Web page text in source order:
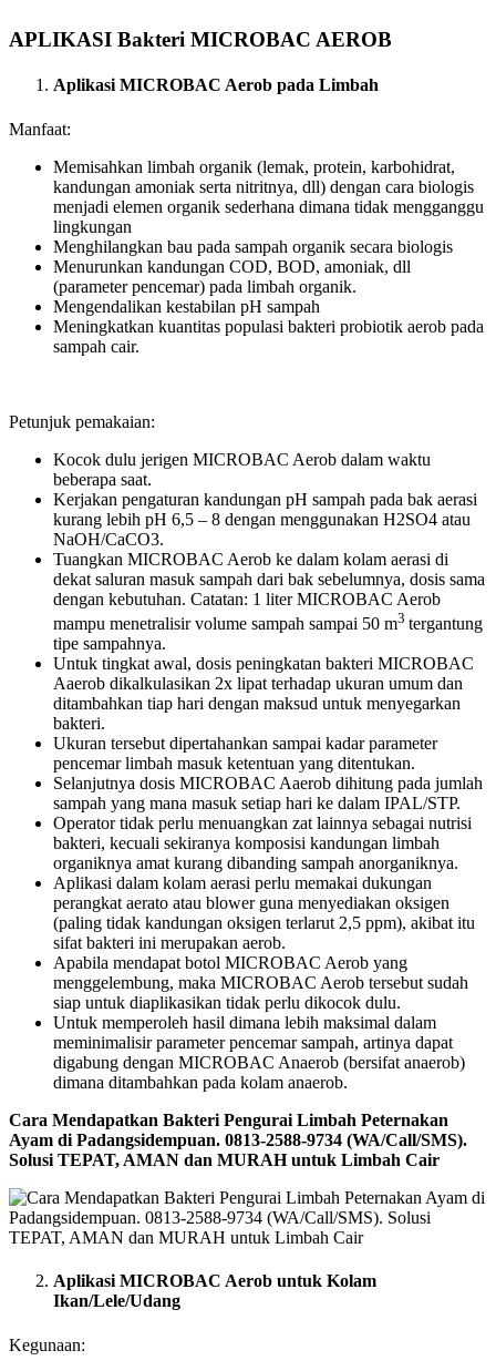
APLIKASI Bakteri MICROBAC AEROB
Aplikasi MICROBAC Aerob pada Limbah
Manfaat:
Memisahkan limbah organik (lemak, protein, karbohidrat,
kandungan amoniak serta nitritnya, dll) dengan cara biologis
menjadi elemen organik sederhana dimana tidak mengganggu
lingkungan
Menghilangkan bau pada sampah organik secara biologis
Menurunkan kandungan COD, BOD, amoniak, dll
(parameter pencemar) pada limbah organik.
Mengendalikan kestabilan pH sampah
Meningkatkan kuantitas populasi bakteri probiotik aerob pada
sampah cair.
Petunjuk pemakaian:
Kocok dulu jerigen MICROBAC Aerob dalam waktu
beberapa saat.
Kerjakan pengaturan kandungan pH sampah pada bak aerasi
kurang lebih pH 6,5 – 8 dengan menggunakan H2SO4 atau
NaOH/CaCO3.
Tuangkan MICROBAC Aerob ke dalam kolam aerasi di
dekat saluran masuk sampah dari bak sebelumnya, dosis sama
dengan kebutuhan. Catatan: 1 liter MICROBAC Aerob
mampu menetralisir volume sampah sampai 50 m3 tergantung
tipe sampahnya.
Untuk tingkat awal, dosis peningkatan bakteri MICROBAC
Aaerob dikalkulasikan 2x lipat terhadap ukuran umum dan
ditambahkan tiap hari dengan maksud untuk menyegarkan
bakteri.
Ukuran tersebut dipertahankan sampai kadar parameter
pencemar limbah masuk ketentuan yang ditentukan.
Selanjutnya dosis MICROBAC Aaerob dihitung pada jumlah
sampah yang mana masuk setiap hari ke dalam IPAL/STP.
Operator tidak perlu menuangkan zat lainnya sebagai nutrisi
bakteri, kecuali sekiranya komposisi kandungan limbah
organiknya amat kurang dibanding sampah anorganiknya.
Aplikasi dalam kolam aerasi perlu memakai dukungan
perangkat aerato atau blower guna menyediakan oksigen
(paling tidak kandungan oksigen terlarut 2,5 ppm), akibat itu
sifat bakteri ini merupakan aerob.
Apabila mendapat botol MICROBAC Aerob yang
menggelembung, maka MICROBAC Aerob tersebut sudah
siap untuk diaplikasikan tidak perlu dikocok dulu.
Untuk memperoleh hasil dimana lebih maksimal dalam
meminimalisir parameter pencemar sampah, artinya dapat
digabung dengan MICROBAC Anaerob (bersifat anaerob)
dimana ditambahkan pada kolam anaerob.
Cara Mendapatkan Bakteri Pengurai Limbah Peternakan
Ayam di Padangsidempuan. 0813-2588-9734 (WA/Call/SMS).
Solusi TEPAT, AMAN dan MURAH untuk Limbah Cair
Aplikasi MICROBAC Aerob untuk Kolam
Ikan/Lele/Udang
Kegunaan: